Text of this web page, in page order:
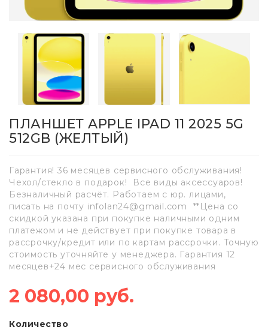
ПЛАНШЕТ APPLE IPAD 11 2025 5G
512GB (ЖЕЛТЫЙ)
Гарантия! 36 месяцев сервисного обслуживания!
Чехол/стекло в подарок! Все виды аксессуаров!
Безналичный расчёт. Работаем с юр. лицами,
писать на почту infolan24@gmail.com **Цена со
скидкой указана при покупке наличными одним
платежом и не действует при покупке товара в
рассрочку/кредит или по картам рассрочки. Точную
стоимость уточняйте у менеджера. Гарантия 12
месяцев+24 мес сервисного обслуживания
2 080,00 руб.
Количество